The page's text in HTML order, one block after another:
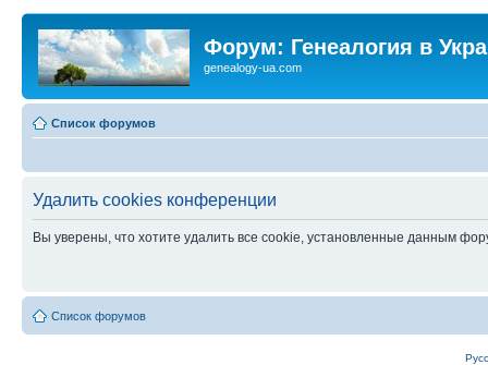
Форум: Генеалогия в
genealogy-ua.com
Список форумов
Удалить cookies конференции
Вы уверены, что хотите удалить все cookie, установленные данным
Список форумов